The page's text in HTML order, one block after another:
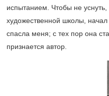
испытанием. Чтобы не
художественной школы,
спасла меня; с тех пор она
признается автор.